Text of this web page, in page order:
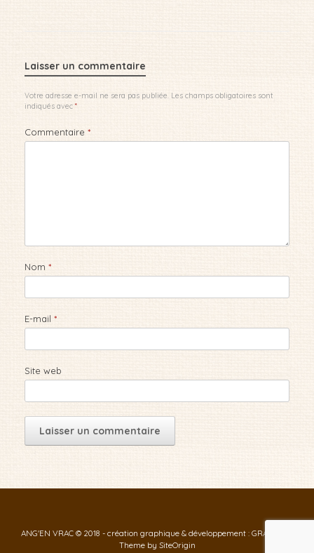
Laisser un commentaire
Votre adresse e-mail ne sera pas publiée. Les champs obligatoires sont
indiqués avec *
Commentaire *
Nom *
E-mail *
Site web
ANG'EN VRAC © 2018 - création graphique & développement : GRAF-ID
Theme by SiteOrigin